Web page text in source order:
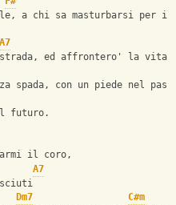
a chi sa masturbarsi per il
A7
ed affrontero' la vita a
spada, con un piede nel
futuro.
il coro,
A7
Dm7
C#m